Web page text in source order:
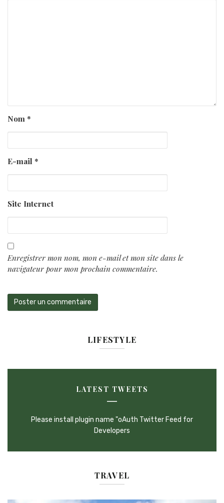
Nom *
E-mail *
Site Internet
Enregistrer mon nom, mon e-mail et mon site dans le
navigateur pour mon prochain commentaire.
LIFESTYLE
LATEST TWEETS
Please install plugin name "oAuth Twitter Feed for
Developers
TRAVEL